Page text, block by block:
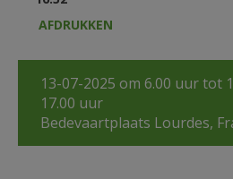
HULP
STARTPAGINA
MIJN PAROCHIE
AANMELDEN OF
AFDRUKKEN
13-07-2025 om 6.00 uur tot
17.00 uur
Bedevaartplaats Lourdes,